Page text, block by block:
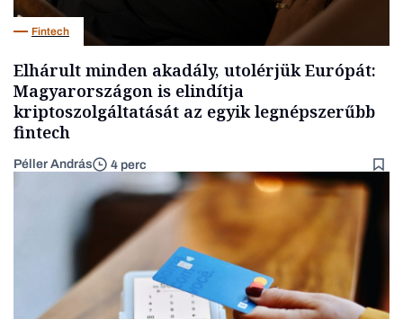
Fintech
Elhárult minden akadály, utolérjük Európát:
Magyarországon is elindítja
kriptoszolgáltatását az egyik legnépszerűbb
fintech
Péller András 4 perc